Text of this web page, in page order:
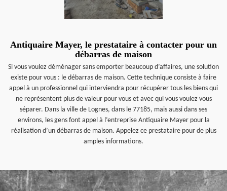
Antiquaire Mayer, le prestataire à contacter pour un
débarras de maison
Si vous voulez déménager sans emporter beaucoup d’affaires, une solution
existe pour vous : le débarras de maison. Cette technique consiste à faire
appel à un professionnel qui interviendra pour récupérer tous les biens qui
ne représentent plus de valeur pour vous et avec qui vous voulez vous
séparer. Dans la ville de Lognes, dans le 77185, mais aussi dans ses
environs, les gens font appel à l’entreprise Antiquaire Mayer pour la
réalisation d’un débarras de maison. Appelez ce prestataire pour de plus
amples informations.